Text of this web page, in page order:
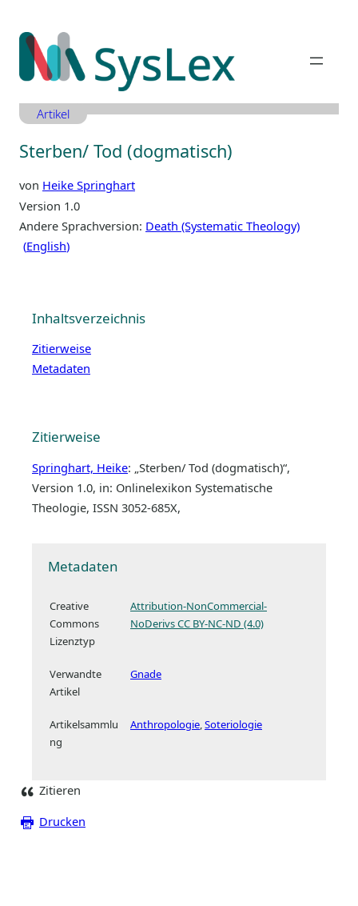
Inhalt
springen
Artikel
Sterben/ Tod (dogmatisch)
von Heike Springhart
Version 1.0
Andere Sprachversion: Death (Systematic Theology)
English
Inhaltsverzeichnis
Zitierweise
Metadaten
Zitierweise
Springhart, Heike: „Sterben/ Tod (dogmatisch)“,
Version 1.0, in: Onlinelexikon Systematische
Theologie, ISSN 3052-685X,
Metadaten
Creative
Commons
Lizenztyp
Attribution-NonCommercial-
NoDerivs CC BY-NC-ND (4.0)
Verwandte
Artikel
Gnade
Artikelsammlu
ng
Anthropologie Soteriologie
Zitieren
Drucken